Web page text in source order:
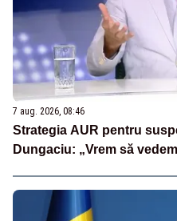
7 aug. 2026, 08:46
Strategia AUR pentru
Dungaciu: „Vrem să